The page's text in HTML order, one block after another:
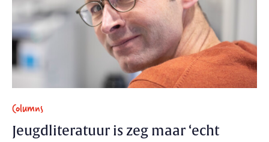
Columns
Jeugdliteratuur is zeg maar ‘echt